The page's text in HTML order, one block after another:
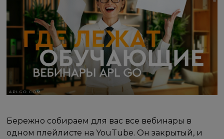
Бережно собираем для вас все вебинары в
одном плейлисте на YouTube. Он закрытый, и